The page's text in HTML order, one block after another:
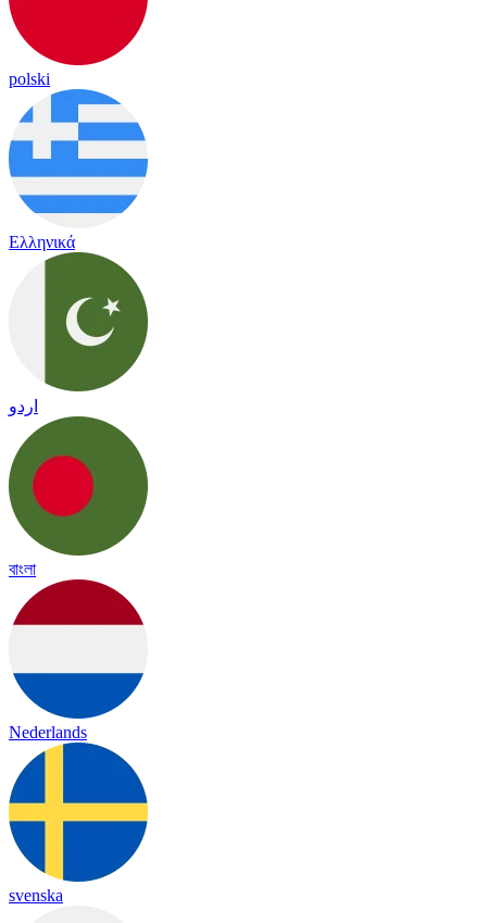
polski
Ελληνικά
اردو
বাংলা
Nederlands
svenska